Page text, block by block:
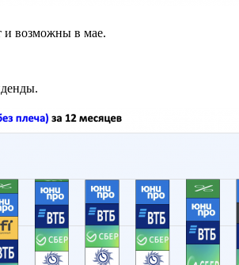
и возможны в мае.